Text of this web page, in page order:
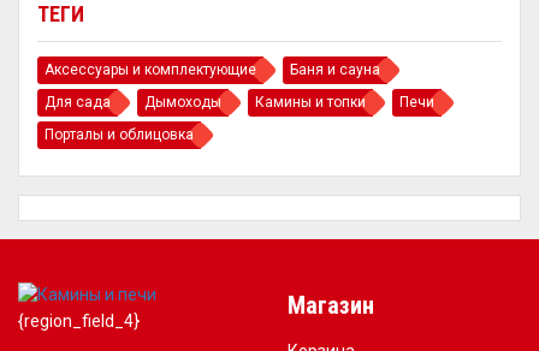
ТЕГИ
Аксессуары и комплектующие
Баня и сауна
Для сада
Дымоходы Камины и топки
Печи
Порталы и облицовка
{region_field_4}
Магазин